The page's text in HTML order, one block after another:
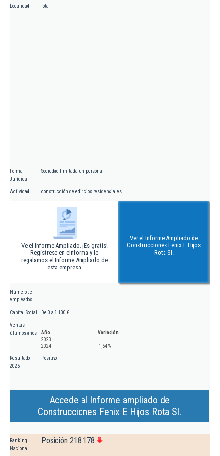
Localidad rota
Forma
Jurídica
Sociedad limitada unipersonal
Actividad construcción de edificios residenciales
Ve el Informe Ampliado. ¡Es gratis!
Regístrese en eInforma y le
regalamos el Informe Ampliado de
esta empresa
Ver el Informe Ampliado de
Construcciones Fenix E Hijos
Rota Sl.
Número de
empleados
Capital Social De 0 a 3.100 €
Ventas
últimos años
Año
Variación
2023
2024
-1,54 %
Resultado
2025
Positivo
Accede al Informe ampliado de
Construcciones Fenix E Hijos Rota Sl.
Ranking
Nacional
Posición 218.178